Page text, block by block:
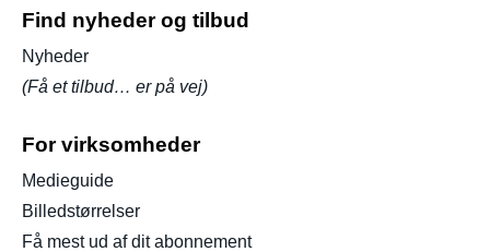
Find nyheder og tilbud
Nyheder
(Få et tilbud… er på vej)
For virksomheder
Medieguide
Billedstørrelser
Få mest ud af dit abonnement